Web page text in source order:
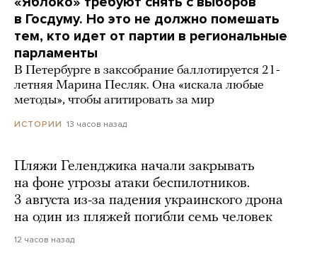
в Госдуму. Но это не должно помешать
тем, кто идет от партии в региональные
парламенты
В Петербурге в заксобрание баллотируется 21-
летняя Марина Песляк. Она «искала любые
методы», чтобы агитировать за мир
ИСТОРИИ 13 часов назад
Пляжи Геленджика начали закрывать
на фоне угрозы атаки беспилотников.
3 августа из-за падения украинского дрона
на один из пляжей погибли семь человек
12 часов назад